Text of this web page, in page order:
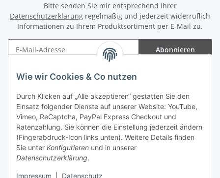
Wie wir Cookies & Co nutzen
Durch Klicken auf „Alle akzeptieren“ gestatten Sie den
Einsatz folgender Dienste auf unserer Website: YouTube,
Vimeo, ReCaptcha, PayPal Express Checkout und
Ratenzahlung. Sie können die Einstellung jederzeit ändern
(Fingerabdruck-Icon links unten). Weitere Details finden
Sie unter Konfigurieren und in unserer
Datenschutzerklärung.
Impressum Datenschutz
Bitte senden Sie mir entsprechend Ihrer
Datenschutzerklärung regelmäßig und jederzeit widerruflich
Informationen zu Ihrem Produktsortiment per E-Mail zu.
Abonnieren
Gesetzliche Informationen
Vertrag widerrufen